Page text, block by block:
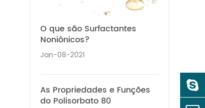
O que são Surfactantes
Noniônicos?
Jan-08-2021
As Propriedades e Funções
do Polisorbato 80